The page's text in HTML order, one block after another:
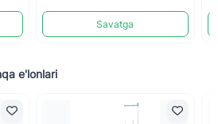
Savatga
e'lonlari